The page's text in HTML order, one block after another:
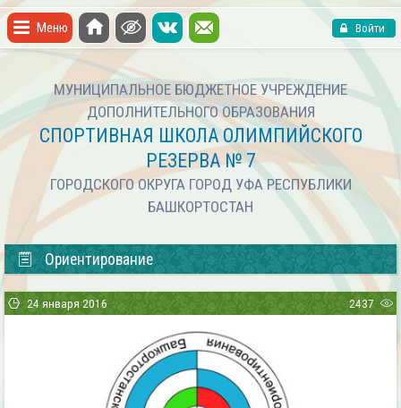
Меню Войти
МУНИЦИПАЛЬНОЕ БЮДЖЕТНОЕ УЧРЕЖДЕНИЕ
ДОПОЛНИТЕЛЬНОГО ОБРАЗОВАНИЯ
СПОРТИВНАЯ ШКОЛА ОЛИМПИЙСКОГО
РЕЗЕРВА № 7
ГОРОДСКОГО ОКРУГА ГОРОД УФА РЕСПУБЛИКИ
БАШКОРТОСТАН
Ориентирование
24 января 2016 2437